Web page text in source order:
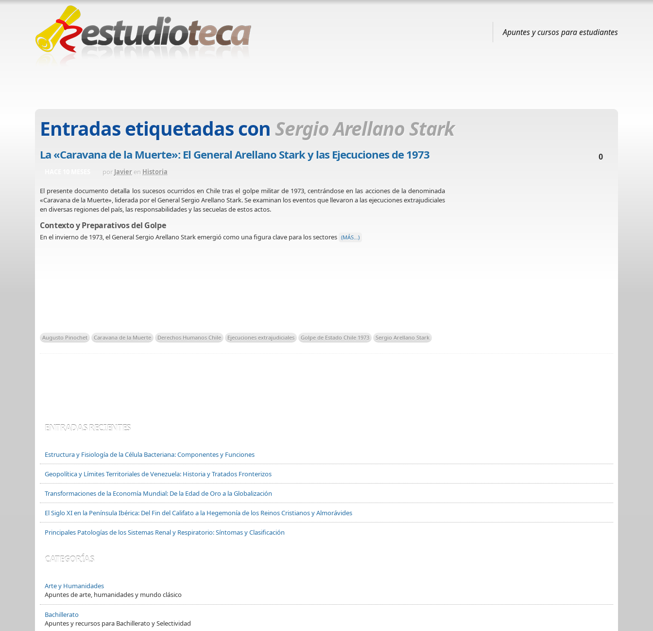
Apuntes y cursos para estudiantes
Entradas etiquetadas con Sergio Arellano Stark
La «Caravana de la Muerte»: El General Arellano Stark y las Ejecuciones de 1973 0
por Javier en Historia
El presente documento detalla los sucesos ocurridos en Chile tras el golpe militar de 1973, centrándose en las acciones de la denominada
«Caravana de la Muerte», liderada por el General Sergio Arellano Stark. Se examinan los eventos que llevaron a las ejecuciones extrajudiciales
en diversas regiones del país, las responsabilidades y las secuelas de estos actos.
Contexto y Preparativos del Golpe
En el invierno de 1973, el General Sergio Arellano Stark emergió como una figura clave para los sectores (MÁS…)
Augusto Pinochet Caravana de la Muerte Derechos Humanos Chile Ejecuciones extrajudiciales Golpe de Estado Chile 1973 Sergio Arellano Stark
ENTRADAS RECIENTES
Estructura y Fisiología de la Célula Bacteriana: Componentes y Funciones
Geopolítica y Límites Territoriales de Venezuela: Historia y Tratados Fronterizos
Transformaciones de la Economía Mundial: De la Edad de Oro a la Globalización
El Siglo XI en la Península Ibérica: Del Fin del Califato a la Hegemonía de los Reinos Cristianos y Almorávides
Principales Patologías de los Sistemas Renal y Respiratorio: Síntomas y Clasificación
CATEGORÍAS
Arte y Humanidades
Apuntes de arte, humanidades y mundo clásico
Bachillerato
Apuntes y recursos para Bachillerato y Selectividad